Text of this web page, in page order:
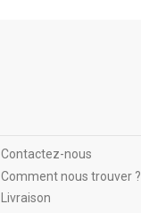
Contactez-nous
Comment nous trouver ?
Livraison